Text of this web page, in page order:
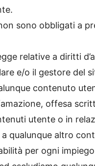
sono obbligati a
relative a diritti
e/o il gestore del
contenuto
offesa
utente o in
qualunque altro
per ogni